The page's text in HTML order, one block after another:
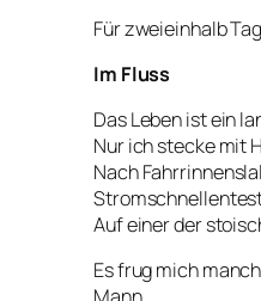
Für zweieinhalb
Im Fluss
Das Leben ist ein
Nur ich stecke mit
Nach
Auf einer der
Es frug mich